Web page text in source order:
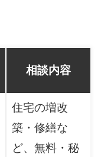
相談内容
住宅の増改
築・修繕な
ど、無料・秘